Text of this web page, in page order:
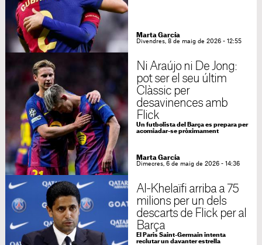
Marta García
Divendres, 8 de maig de 2026 - 12:55
Ni Araújo ni De Jong:
pot ser el seu últim
Clàssic per
desavinences amb
Flick
Un futbolista del Barça es prepara per
acomiadar-se pròximament
Marta García
Dimecres, 6 de maig de 2026 - 14:36
Al-Khelaïfi arriba a 75
milions per un dels
descarts de Flick per al
Barça
El Paris Saint-Germain intenta
reclutar un davanter estrella